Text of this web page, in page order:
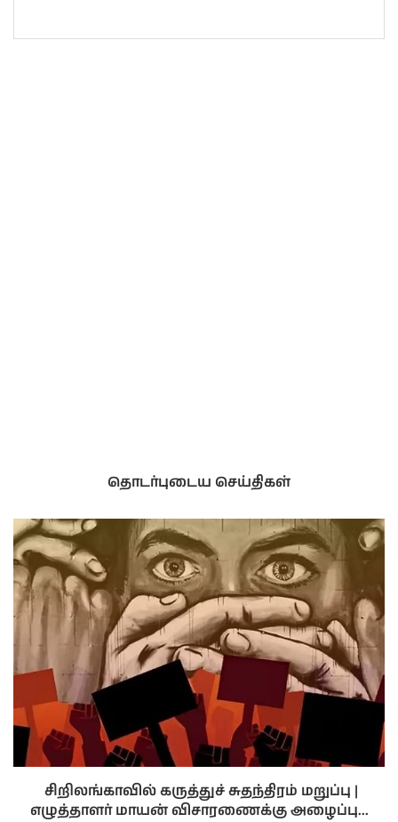
தொடர்புடைய செய்திகள்
சிறிலங்காவில் கருத்துச் சுதந்திரம் மறுப்பு |
எழுத்தாளர் மாயன் விசாரணைக்கு அழைப்பு...